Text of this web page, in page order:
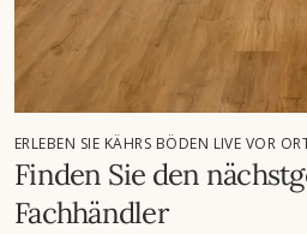
ERLEBEN SIE KÄHRS BÖDEN LIVE VOR
Finden Sie den
Fachhändler